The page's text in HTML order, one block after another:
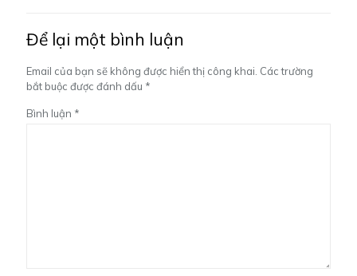
Để lại một bình luận
Email của bạn sẽ không được hiển thị công khai. Các trường
bắt buộc được đánh dấu *
Bình luận *